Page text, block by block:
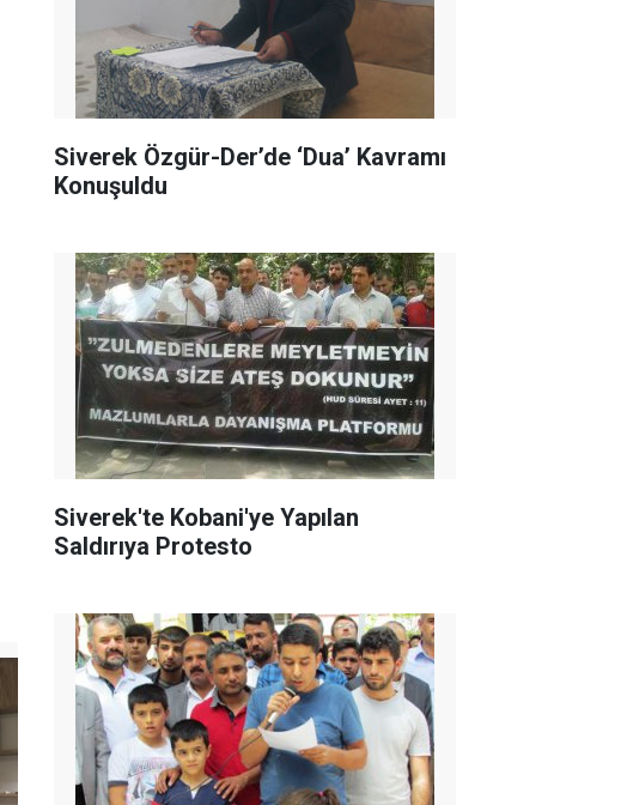
Siverek Özgür-Der’de ‘Dua’ Kavramı
Konuşuldu
Siverek'te Kobani'ye Yapılan
Saldırıya Protesto